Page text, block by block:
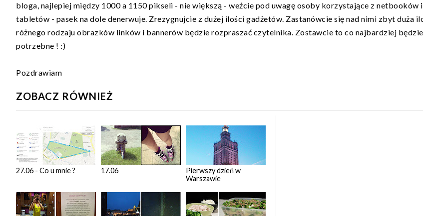
bloga, najlepiej między 1000 a 1150 pikseli - nie większą - weźcie pod uwagę osoby korzystające z netbooków i
tabletów - pasek na dole denerwuje. Zrezygnujcie z dużej ilości gadżetów. Zastanówcie się nad nimi zbyt duża
różnego rodzaju obrazków linków i bannerów będzie rozpraszać czytelnika. Zostawcie to co najbardziej
potrzebne ! :)
Pozdrawiam
ZOBACZ RÓWNIEŻ
27.06 - Co u mnie ? 17.06
Pierwszy dzień w
Warszawie